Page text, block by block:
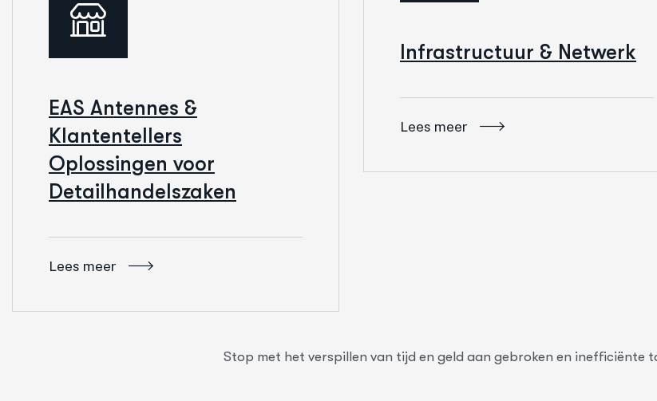
Infrastructuur & Netwerk
Lees meer
EAS Antennes &
Klantentellers
Oplossingen voor
Detailhandelszaken
Lees meer
Stop met het verspillen van tijd en geld aan gebroken en inefficiënte